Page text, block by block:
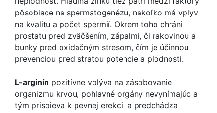
pôsobiace na spermatogenézu, nakoľko má vplyv
na kvalitu a počet spermií. Okrem toho chráni
prostatu pred zväčšením, zápalmi, či rakovinou a
bunky pred oxidačným stresom, čím je účinnou
prevenciou pred stratou potencie a plodnosti.
L-arginín pozitívne vplýva na zásobovanie
organizmu krvou, pohlavné orgány nevynímajúc a
tým prispieva k pevnej erekcii a predchádza